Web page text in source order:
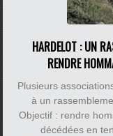
HARDELOT : UN
RENDRE
Plusieurs
à un
Objectif : rendre
décédées en